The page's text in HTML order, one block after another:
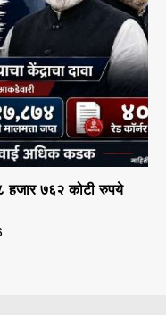
हजार ७६२ कोटी रुपये